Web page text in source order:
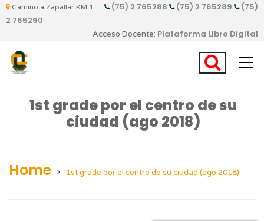
Camino a Zapallar KM 1 (75) 2 765288 (75) 2 765289
(75)
2 765290
Acceso Docente: Plataforma Libro Digital
1st grade por el centro de su
ciudad (ago 2018)
Home 1st grade por el centro de su ciudad (ago 2018)